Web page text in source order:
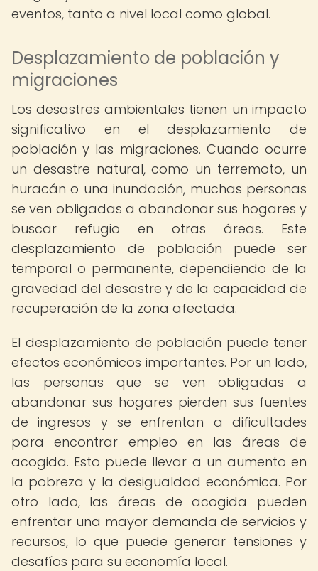
eventos, tanto a nivel local como global.
Desplazamiento de población y
migraciones
Los desastres ambientales tienen un impacto
significativo en el desplazamiento de
población y las migraciones. Cuando ocurre
un desastre natural, como un terremoto, un
huracán o una inundación, muchas personas
se ven obligadas a abandonar sus hogares y
buscar refugio en otras áreas. Este
desplazamiento de población puede ser
temporal o permanente, dependiendo de la
gravedad del desastre y de la capacidad de
recuperación de la zona afectada.
El desplazamiento de población puede tener
efectos económicos importantes. Por un lado,
las personas que se ven obligadas a
abandonar sus hogares pierden sus fuentes
de ingresos y se enfrentan a dificultades
para encontrar empleo en las áreas de
acogida. Esto puede llevar a un aumento en
la pobreza y la desigualdad económica. Por
otro lado, las áreas de acogida pueden
enfrentar una mayor demanda de servicios y
recursos, lo que puede generar tensiones y
desafíos para su economía local.